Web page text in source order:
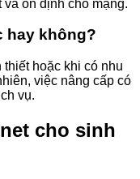
ổn định cho mạng.
hay không?
hoặc khi có nhu
việc nâng cấp có
vụ.
cho sinh